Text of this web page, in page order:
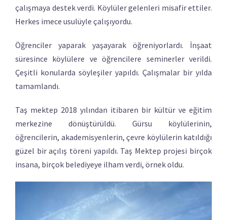
çalışmaya destek verdi. Köylüler gelenleri misafir ettiler.
Herkes imece usulüyle çalışıyordu.
Öğrenciler yaparak yaşayarak öğreniyorlardı. İnşaat
süresince köylülere ve öğrencilere seminerler verildi.
Çeşitli konularda söyleşiler yapıldı. Çalışmalar bir yılda
tamamlandı.
Taş mektep 2018 yılından itibaren bir kültür ve eğitim
merkezine dönüştürüldü. Gürsu köylülerinin,
öğrencilerin, akademisyenlerin, çevre köylülerin katıldığı
güzel bir açılış töreni yapıldı. Taş Mektep projesi birçok
insana, birçok belediyeye ilham verdi, örnek oldu.